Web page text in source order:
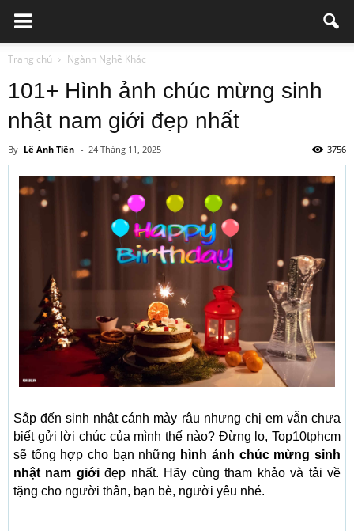
Trang chủ Ngành Nghề Khác
101+ Hình ảnh chúc mừng sinh
nhật nam giới đẹp nhất
By Lê Anh Tiến - 24 Tháng 11, 2025 3756
Sắp đến sinh nhật cánh mày râu nhưng chị em vẫn chưa
biết gửi lời chúc của mình thế nào? Đừng lo, Top10tphcm
sẽ tổng hợp cho bạn những hình ảnh chúc mừng sinh
nhật nam giớiđẹp nhất. Hãy cùng tham khảo và tải về
tặng cho người thân, bạn bè, người yêu nhé.